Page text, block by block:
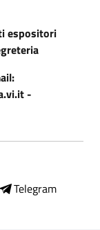
espositori
-
Telegram